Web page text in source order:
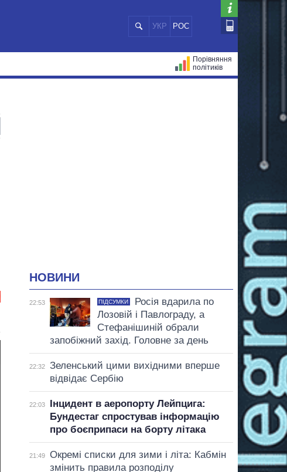
УКР РОС
Порівняння
політиків
НОВИНИ
22:53 ПІДСУМКИ
Росія вдарила по
Лозовій і Павлограду, а
Стефанішиній обрали
запобіжний захід. Головне за день
22:32
Зеленський цими вихідними вперше
відвідає Сербію
22:03
Інцидент в аеропорту Лейпцига:
Бундестаг спростував інформацію
про боєприпаси на борту літака
21:49
Окремі списки для зими і літа: Кабмін
змінить правила розподілу